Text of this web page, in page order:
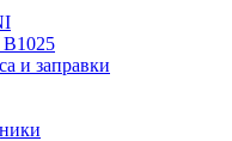
и заправки